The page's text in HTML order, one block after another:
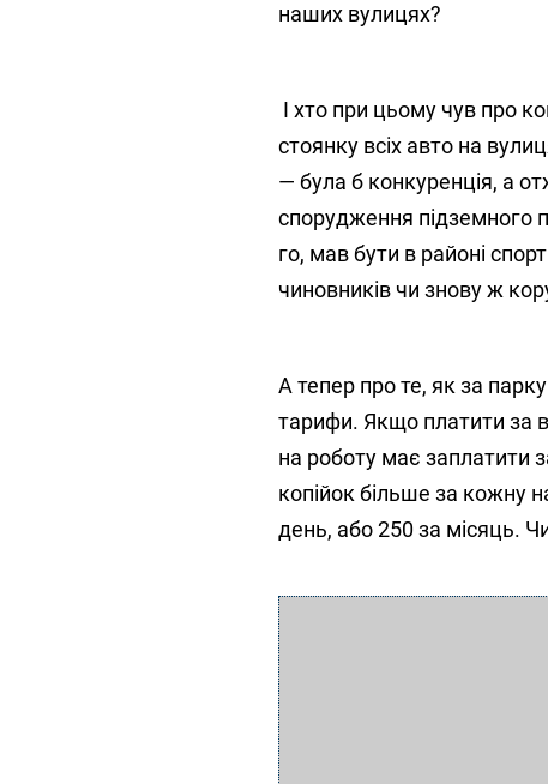
наших вулицях?
І хто при цьому чув про
стоянку всіх авто на
— була б конкуренція, а
спорудження підземного
го, мав бути в районі
чиновників чи знову ж
А тепер про те, як за
тарифи. Якщо платити за
на роботу має заплатити
копійок більше за кожну
день, або 250 за місяць.